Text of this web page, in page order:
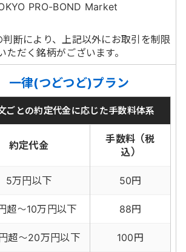
PRO-BOND Market
判断により、上記以外にお取引を制限
ただく銘柄がございます。
一律(つどつど)プラン
ごとの約定代金に応じた手数料体系
約定代金
手数料（税
込）
5万円以下 50円
超～10万円以下 88円
超～20万円以下 100円